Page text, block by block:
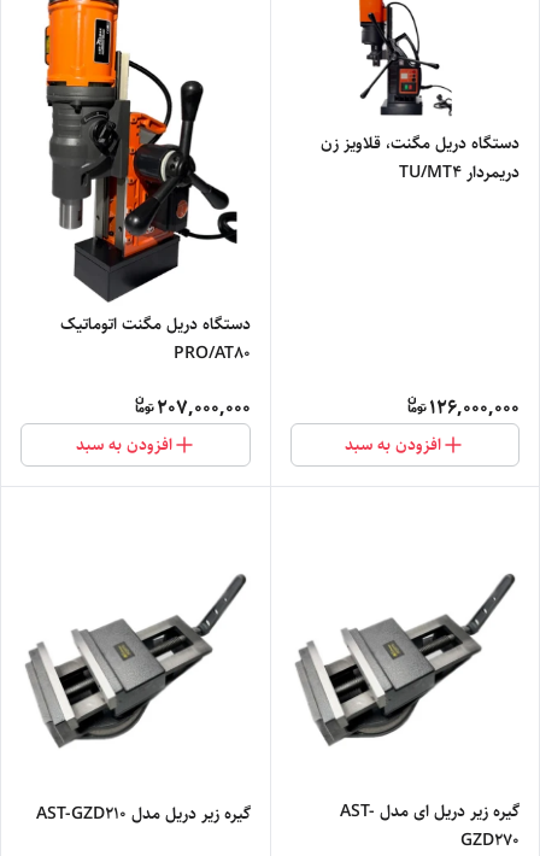
دستگاه دریل مگنت، قلاویز زن
دریمردار TU/MT4
126,000,000
افزودن به سبد
دستگاه دریل مگنت اتوماتیک
PRO/AT80
207,000,000
افزودن به سبد
گیره زیر دریل ای مدل AST-
GZD270
گیره زیر دریل مدل AST-GZD210